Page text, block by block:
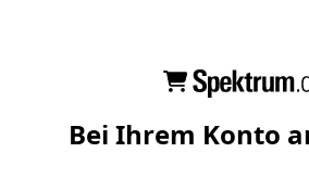
Bei Ihrem Konto